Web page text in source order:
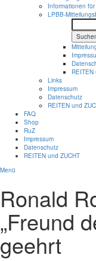
Informationen
LPBB-
REITEN
Links
Impressum
Datenschutz
REITEN und
FAQ
Shop
RuZ
Impressum
Datenschutz
REITEN und ZUCHT
Menü
Ronald
„Freund
geehrt